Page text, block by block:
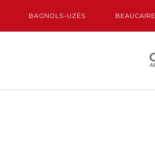
BAGNOLS-UZÈS BEAUCAIRE